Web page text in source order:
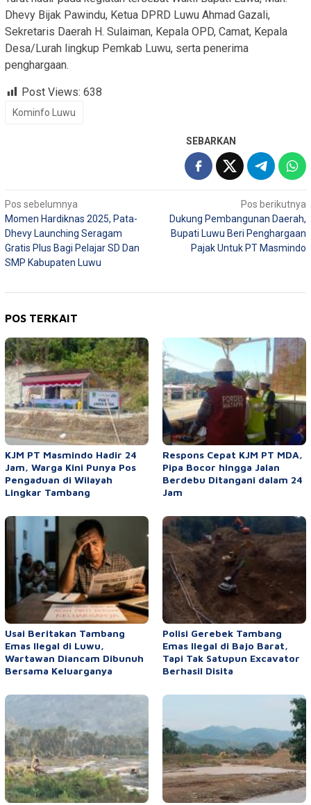
Dhevy Bijak Pawindu, Ketua DPRD Luwu Ahmad Gazali,
Sekretaris Daerah H. Sulaiman, Kepala OPD, Camat, Kepala
Desa/Lurah lingkup Pemkab Luwu, serta penerima
penghargaan.
Post Views: 638
Kominfo Luwu
SEBARKAN
Navigasi
pos
Pos sebelumnya
Momen Hardiknas 2025, Pata-
Dhevy Launching Seragam
Gratis Plus Bagi Pelajar SD Dan
SMP Kabupaten Luwu
Pos berikutnya
Dukung Pembangunan Daerah,
Bupati Luwu Beri Penghargaan
Pajak Untuk PT Masmindo
POS TERKAIT
KJM PT Masmindo Hadir 24
Jam, Warga Kini Punya Pos
Pengaduan di Wilayah
Lingkar Tambang
Respons Cepat KJM PT MDA,
Pipa Bocor hingga Jalan
Berdebu Ditangani dalam 24
Jam
Usai Beritakan Tambang
Emas Ilegal di Luwu,
Wartawan Diancam Dibunuh
Bersama Keluarganya
Polisi Gerebek Tambang
Emas Ilegal di Bajo Barat,
Tapi Tak Satupun Excavator
Berhasil Disita